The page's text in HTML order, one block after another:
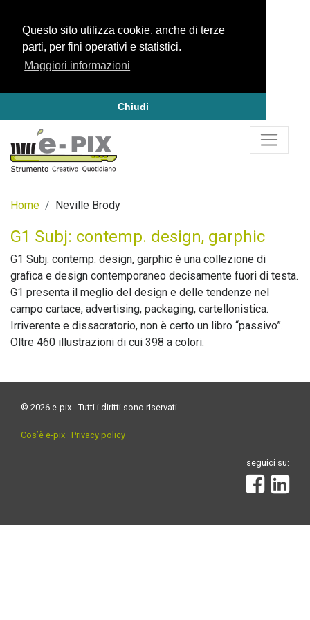
Questo sito utilizza cookie, anche di terze
parti, per fini operativi e statistici.
Maggiori informazioni
Chiudi
Home Neville Brody
G1 Subj: contemp. design, garphic
G1 Subj: contemp. design, garphic è una collezione di
grafica e design contemporaneo decisamente fuori di testa.
G1 presenta il meglio del design e delle tendenze nel
campo cartace, advertising, packaging, cartellonistica.
Irriverente e dissacratorio, non è certo un libro “passivo”.
Oltre 460 illustrazioni di cui 398 a colori.
© 2026 e-pix - Tutti i diritti sono riservati.
Cos’è e-pix Privacy policy
seguici su: